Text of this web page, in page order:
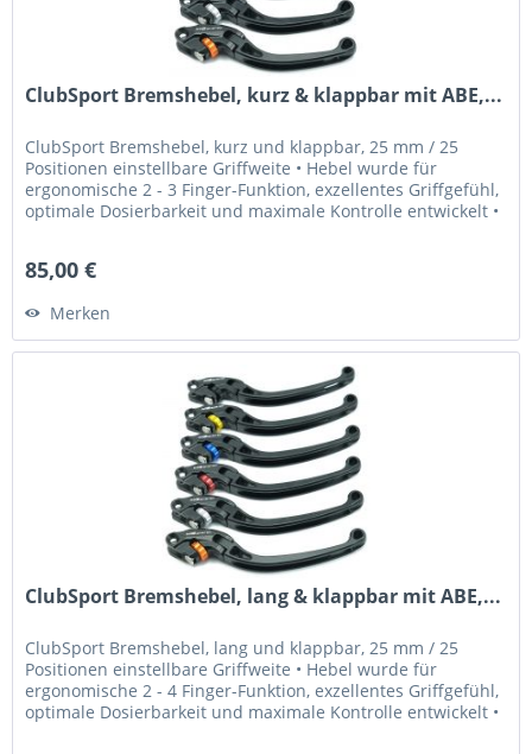
ClubSport Bremshebel, kurz & klappbar mit ABE,...
ClubSport Bremshebel, kurz und klappbar, 25 mm / 25
Positionen einstellbare Griffweite • Hebel wurde für
ergonomische 2 - 3 Finger-Funktion, exzellentes Griffgefühl,
optimale Dosierbarkeit und maximale Kontrolle entwickelt •
85,00 €
Merken
ClubSport Bremshebel, lang & klappbar mit ABE,...
ClubSport Bremshebel, lang und klappbar, 25 mm / 25
Positionen einstellbare Griffweite • Hebel wurde für
ergonomische 2 - 4 Finger-Funktion, exzellentes Griffgefühl,
optimale Dosierbarkeit und maximale Kontrolle entwickelt •